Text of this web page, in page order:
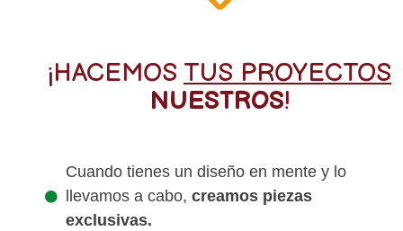
¡HACEMOS TUS PROYECTOS
NUESTROS!
Cuando tienes un diseño en mente y lo
llevamos a cabo, creamos piezas
exclusivas.